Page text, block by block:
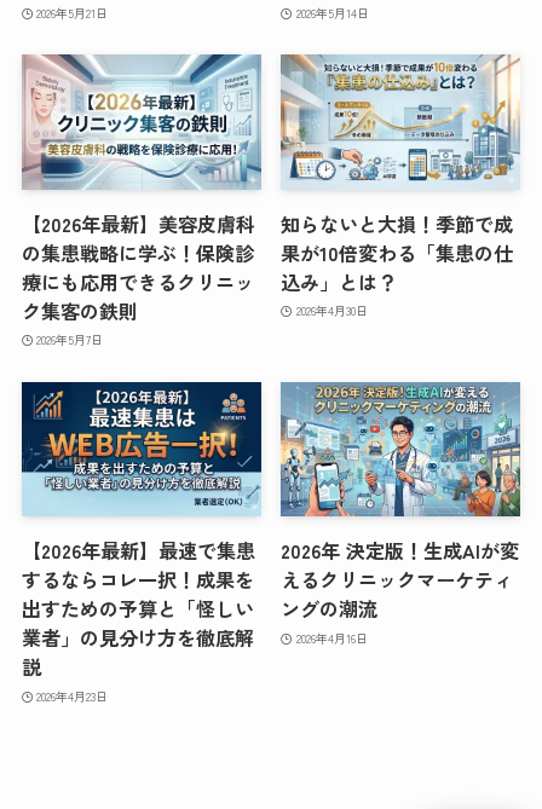
2026年5月21日 2026年5月14日
【2026年最新】美容皮膚科
の集患戦略に学ぶ！保険診
療にも応用できるクリニッ
ク集客の鉄則
2026年5月7日
知らないと大損！季節で成
果が10倍変わる「集患の仕
込み」とは？
2026年4月30日
【2026年最新】最速で集患
するならコレ一択！成果を
出すための予算と「怪しい
業者」の見分け方を徹底解
説
2026年4月23日
2026年 決定版！生成AIが変
えるクリニックマーケティ
ングの潮流
2026年4月16日